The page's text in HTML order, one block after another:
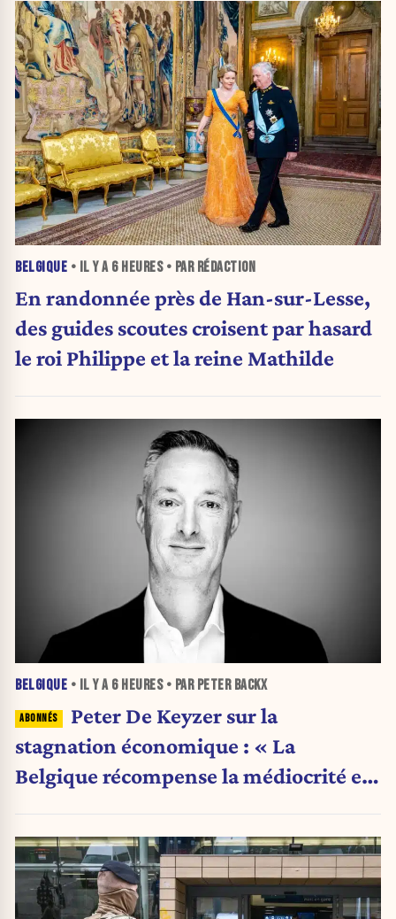
BELGIQUE • IL Y A 6 HEURES• PAR RÉDACTION
En randonnée près de Han-sur-Lesse,
des guides scoutes croisent par hasard
le roi Philippe et la reine Mathilde
BELGIQUE • IL Y A 6 HEURES• PAR PETER BACKX
Peter De Keyzer sur la
stagnation économique : « La
Belgique récompense la médiocrité et